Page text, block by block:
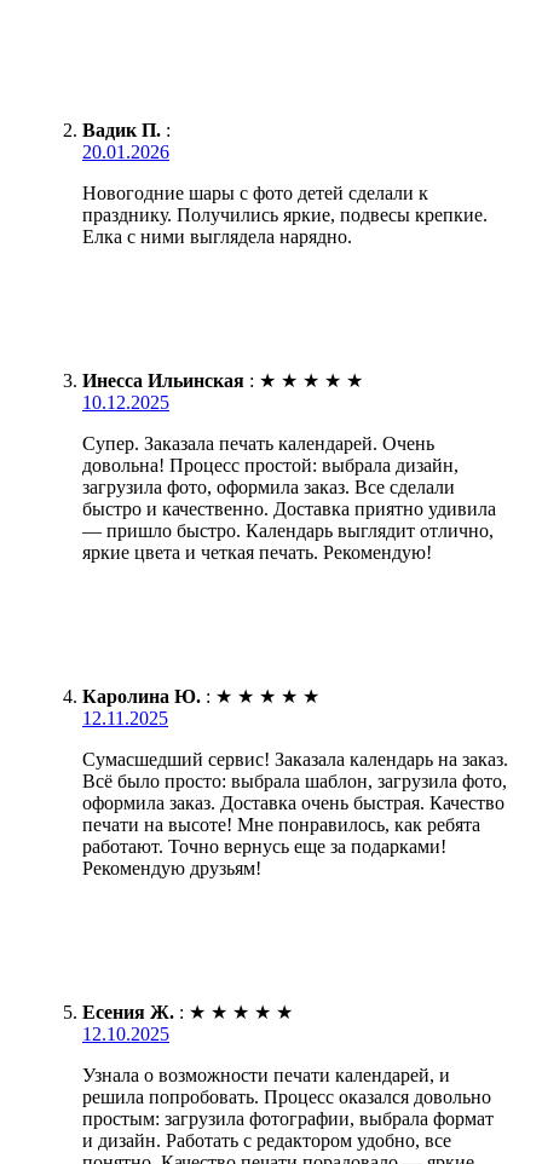
Вадик П. :
20.01.2026
Новогодние шары с фото детей сделали к
празднику. Получились яркие, подвесы крепкие.
Елка с ними выглядела нарядно.
Инесса Ильинская : ★ ★ ★ ★ ★
10.12.2025
Супер. Заказала печать календарей. Очень
довольна! Процесс простой: выбрала дизайн,
загрузила фото, оформила заказ. Все сделали
быстро и качественно. Доставка приятно удивила
— пришло быстро. Календарь выглядит отлично,
яркие цвета и четкая печать. Рекомендую!
Каролина Ю. : ★ ★ ★ ★ ★
12.11.2025
Сумасшедший сервис! Заказала календарь на заказ.
Всё было просто: выбрала шаблон, загрузила фото,
оформила заказ. Доставка очень быстрая. Качество
печати на высоте! Мне понравилось, как ребята
работают. Точно вернусь еще за подарками!
Рекомендую друзьям!
Есения Ж. : ★ ★ ★ ★ ★
12.10.2025
Узнала о возможности печати календарей, и
решила попробовать. Процесс оказался довольно
простым: загрузила фотографии, выбрала формат
и дизайн. Работать с редактором удобно, все